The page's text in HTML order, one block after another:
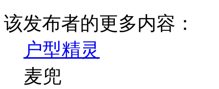
该发布者的更多内容：
户型精灵
麦兜